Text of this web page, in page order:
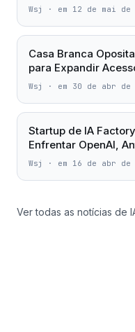
Wsj · em 12 de mai de
Casa Branca
para Expandir
Wsj · em 30 de abr de
Startup de IA
Enfrentar OpenAI,
Wsj · em 16 de abr de
Ver todas as notícias de